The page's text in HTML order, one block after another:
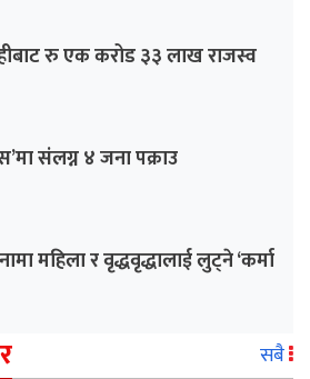
रु एक करोड ३३ लाख राजस्व
संलग्न ४ जना पक्राउ
महिला र वृद्धवृद्धालाई लुट्ने ‘कर्मा
सबै